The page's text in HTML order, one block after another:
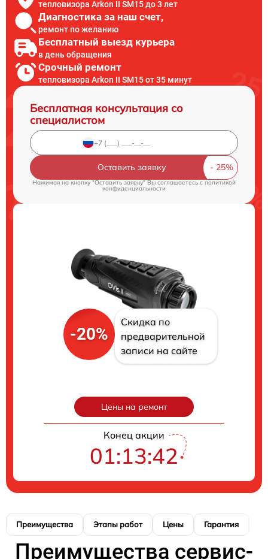
тепловизора Arkon II SM15 до 3 лет
Диагностика за наш счет,
ремонт по желанию
Бесплатный выезд курьера
в день обращения
Срочный ремонт
тепловизора Arkon II SM15 от 35 минут
Бесплатная консультация со
специалистом
Оставить заявку
Нажимая на кнопку "Оставить заявку" Вы соглашаетесь c политикой
конфиденциальности
-20%
Скидка по
предварительной
записи на сайте
Цены на ремонт
Конец акции
01:13:41
Преимущества Этапы работ Цены Гарантия
Преимущества сервис-